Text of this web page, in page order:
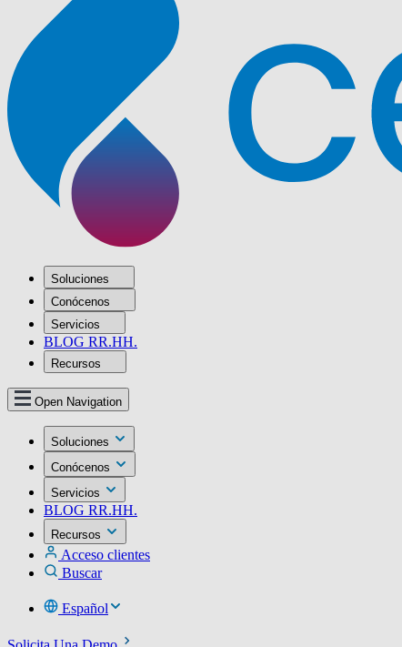
Soluciones
Conócenos
Servicios
BLOG RR.HH.
Recursos
Open Navigation
Soluciones
Conócenos
Servicios
BLOG RR.HH.
Recursos
Acceso clientes
Buscar
Español